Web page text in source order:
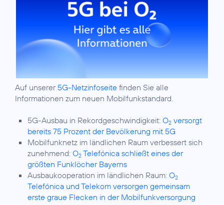
Auf unserer 5G-Netzinfoseite finden Sie alle
Informationen zum neuen Mobilfunkstandard.
5G-Ausbau in Rekordgeschwindigkeit: O2 versorgt
bereits 75 Prozent der Bevölkerung mit 5G
Mobilfunknetz im ländlichen Raum verbessert sich
zunehmend: O2 Telefónica schließt eines der
größten Funklöcher Bayerns
Ausbaukooperation im ländlichen Raum: O2
Telefónica und Telekom versorgen gemeinsam
erste graue Flecken in der Mobilfunkversorgung